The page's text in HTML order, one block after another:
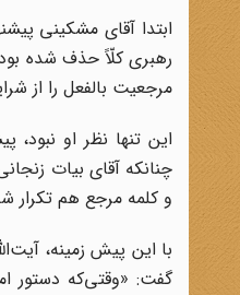
ابتدا آقای مشکینی
رهبری کلّاً حذف شده
مرجعیت بالفعل را از
این تنها نظر او
و کلمه مرجع هم تکرار
با این پیش زمینه،
گفت: «وقتیکه دستور